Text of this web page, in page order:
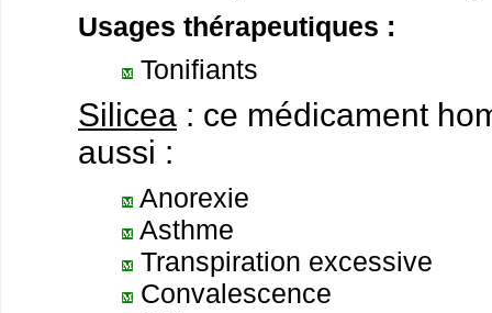
Usages thérapeutiques :
Tonifiants
Silicea : ce médicament
aussi :
Anorexie
Asthme
Transpiration excessive
Convalescence